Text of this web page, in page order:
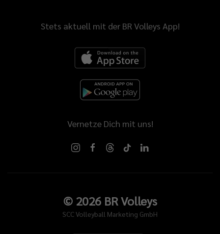
Stets aktuell mit der BR Volleys App!
Vernetze Dich mit uns!
© 2026BR Volleys
SCC Volleyball Marketing GmbH